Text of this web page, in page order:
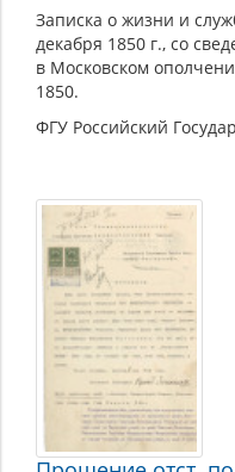
Записка о жизни и
декабря 1850 г., со
в Московском
1850.
ФГУ Российский